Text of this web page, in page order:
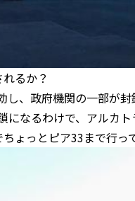
るか？
、政府機関の一部が封
になるわけで、アルカト
ょっとピア33まで行っ